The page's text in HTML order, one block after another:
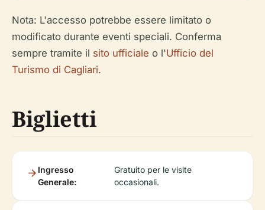
Nota: L'accesso potrebbe essere limitato o
modificato durante eventi speciali. Conferma
sempre tramite il sito ufficiale o l'Ufficio del
Turismo di Cagliari.
Biglietti
Ingresso
Generale:
Gratuito per le visite
occasionali.